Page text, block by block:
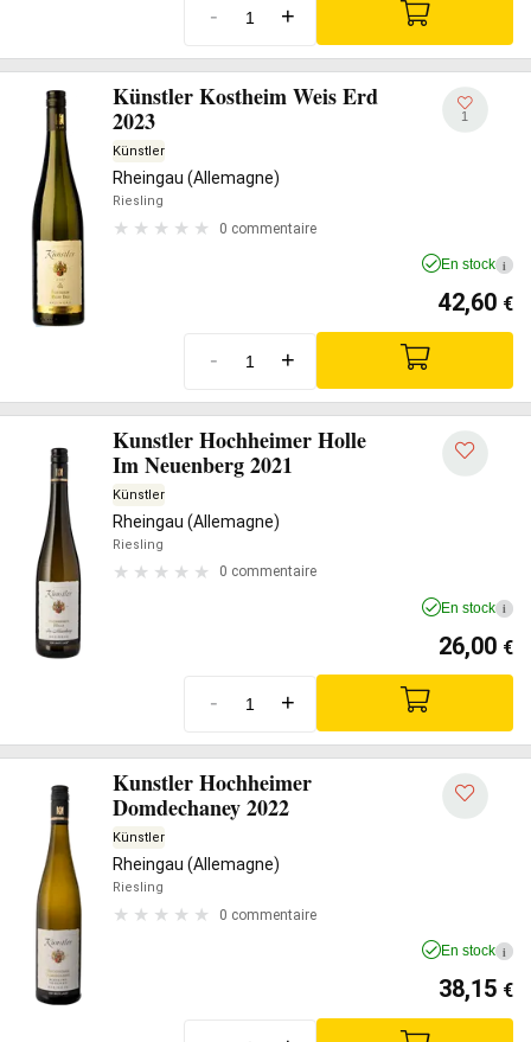
- +
Künstler Kostheim Weis Erd
2023
Künstler
Rheingau (Allemagne)
Riesling
0 commentaire
1
En stock i
42,60 €
- +
Kunstler Hochheimer Holle
Im Neuenberg 2021
Künstler
Rheingau (Allemagne)
Riesling
0 commentaire
En stock i
26,00 €
- +
Kunstler Hochheimer
Domdechaney 2022
Künstler
Rheingau (Allemagne)
Riesling
0 commentaire
En stock i
38,15 €